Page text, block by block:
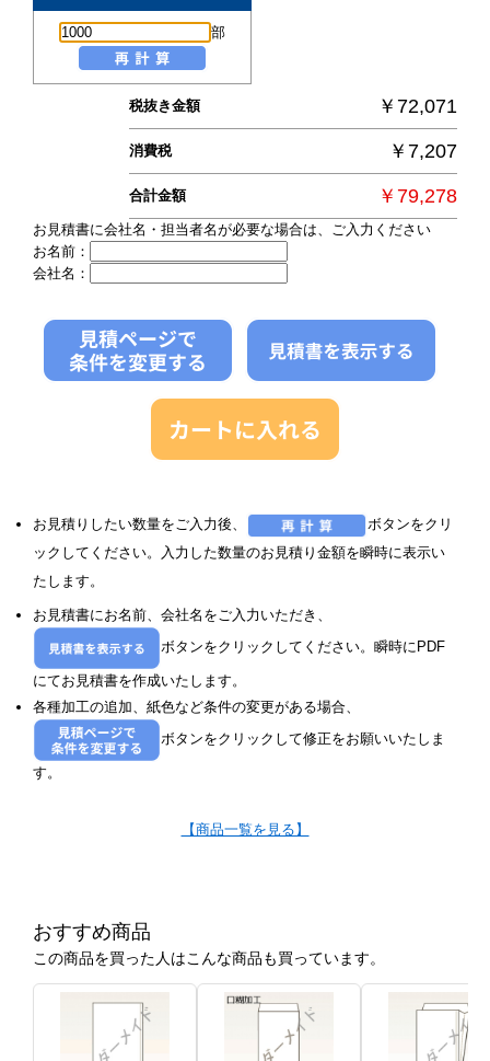
部
税抜き金額 ￥72,071
消費税 ￥7,207
合計金額 ￥79,278
お見積書に会社名・担当者名が必要な場合は、ご入力ください
お名前：
会社名：
お見積りしたい数量をご入力後、
ボタンをクリ
ックしてください。入力した数量のお見積り金額を瞬時に表示い
たします。
お見積書にお名前、会社名をご入力いただき、
ボタンをクリックしてください。瞬時にPDF
にてお見積書を作成いたします。
各種加工の追加、紙色など条件の変更がある場合、
ボタンをクリックして修正をお願いいたしま
す。
【商品一覧を見る】
おすすめ商品
この商品を買った人はこんな商品も買っています。